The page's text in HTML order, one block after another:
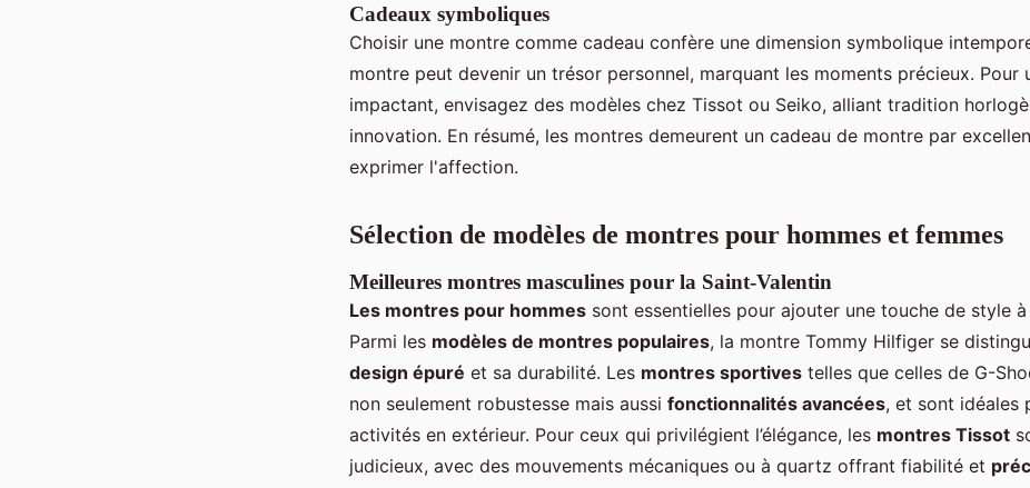
Cadeaux symboliques
Choisir une montre comme cadeau confère une dimension symbolique
montre peut devenir un trésor personnel, marquant les moments précieux. Pour
impactant, envisagez des modèles chez Tissot ou Seiko, alliant tradition
innovation. En résumé, les montres demeurent un cadeau de montre par
exprimer l'affection.
Sélection de modèles de montres pour hommes et femmes
Meilleures montres masculines pour la Saint-Valentin
Les montres pour hommes sont essentielles pour ajouter une touche de style
Parmi les modèles de montres populaires, la montre Tommy Hilfiger se
design épuré et sa durabilité. Les montres sportives telles que celles de G-
non seulement robustesse mais aussi fonctionnalités avancées, et sont idéales
activités en extérieur. Pour ceux qui privilégient l’élégance, les montres Tissot
judicieux, avec des mouvements mécaniques ou à quartz offrant fiabilité et